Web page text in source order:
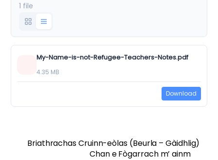
1 file
My-Name-is-not-Refugee-Teachers-Notes.pdf
4.35 MB
Download
Briathrachas Cruinn-eòlas (Beurla – Gàidhlig)
Chan e Fògarrach m’ ainm